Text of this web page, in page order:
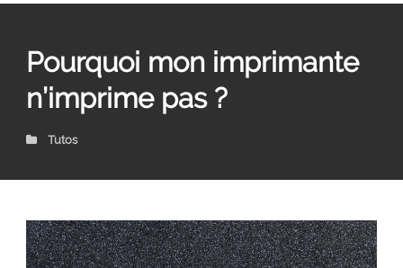
Pourquoi mon imprimante
n’imprime pas ?
Tutos